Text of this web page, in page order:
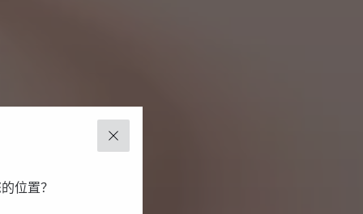
关闭
位置？